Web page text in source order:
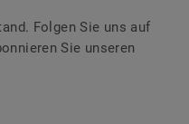
Folgen Sie uns auf
Sie unseren